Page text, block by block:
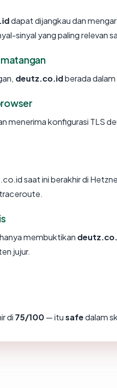
dapat dijangkau dan
sinyal yang paling relevan
deutz.co.idberada
menerima konfigurasi TLS
saat ini berakhir di
membuktikan
jujur.
di 75/100 — itusafedalam